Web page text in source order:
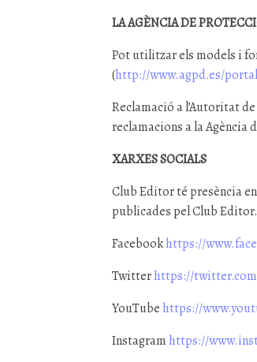
LA AGÈNCIA DE
Pot utilitzar els models i
(http://www.agpd.es/
Reclamació a l’Autoritat
reclamacions a la Agència
XARXES SOCIALS
Club Editor té presència
publicades pel Club
Facebookhttps://
Twitterhttps://
YouTube https://
Instagram https://